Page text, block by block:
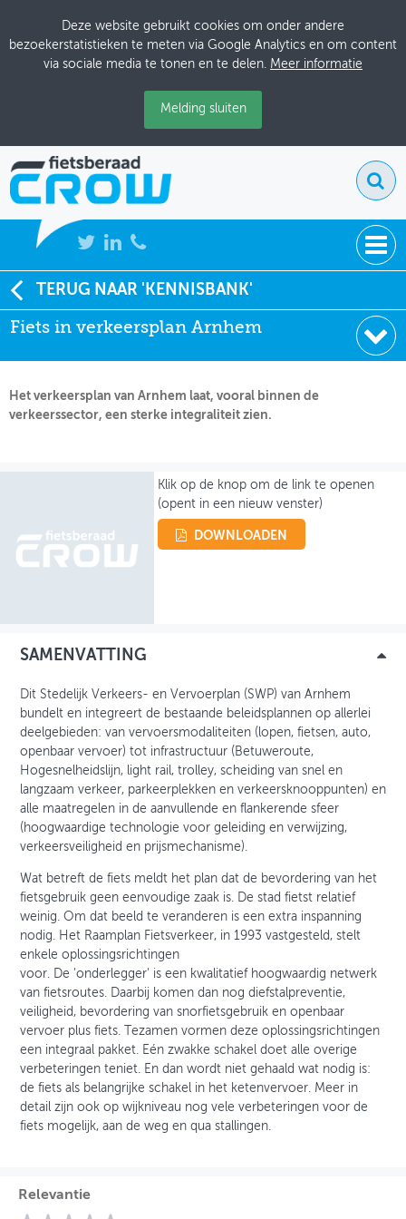
Deze website gebruikt cookies om onder andere
bezoekerstatistieken te meten via Google Analytics en om content
via sociale media te tonen en te delen. Meer informatie
Melding sluiten
NIEUWS
BIJEENKOMSTEN
KENNISBANK
ADRESSENBOEK
GEBRUIKER
TERUG NAAR 'KENNISBANK'
Fiets in verkeersplan Arnhem
Soort:
Beleidsdocumenten
Uitgever:
Arnhem
Het verkeersplan van Arnhem laat, vooral binnen de
verkeerssector, een sterke integraliteit zien.
Klik op de knop om de link te openen
(opent in een nieuw venster)
DOWNLOADEN
SAMENVATTING
Dit Stedelijk Verkeers- en Vervoerplan (SWP) van Arnhem
bundelt en integreert de bestaande beleidsplannen op allerlei
deelgebieden: van vervoersmodaliteiten (lopen, fietsen, auto,
openbaar vervoer) tot infrastructuur (Betuweroute,
Hogesnelheidslijn, light rail, trolley, scheiding van snel en
langzaam verkeer, parkeerplekken en verkeersknooppunten) en
alle maatregelen in de aanvullende en flankerende sfeer
(hoogwaardige technologie voor geleiding en verwijzing,
verkeersveiligheid en prijsmechanisme).
Wat betreft de fiets meldt het plan dat de bevordering van het
fietsgebruik geen eenvoudige zaak is. De stad fietst relatief
weinig. Om dat beeld te veranderen is een extra inspanning
nodig. Het Raamplan Fietsverkeer, in 1993 vastgesteld, stelt
enkele oplossingsrichtingen
voor. De 'onderlegger' is een kwalitatief hoogwaardig netwerk
van fietsroutes. Daarbij komen dan nog diefstalpreventie,
veiligheid, bevordering van snorfietsgebruik en openbaar
vervoer plus fiets. Tezamen vormen deze oplossingsrichtingen
een integraal pakket. Eén zwakke schakel doet alle overige
verbeteringen teniet. En dan wordt niet gehaald wat nodig is:
de fiets als belangrijke schakel in het ketenvervoer. Meer in
detail zijn ook op wijkniveau nog vele verbeteringen voor de
fiets mogelijk, aan de weg en qua stallingen.
Relevantie